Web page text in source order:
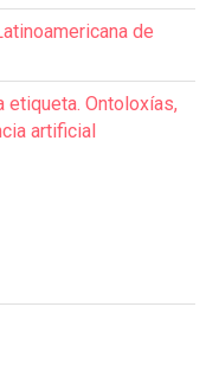
de
etiqueta. Ontoloxías,
artificial